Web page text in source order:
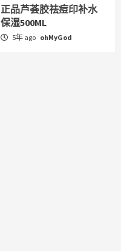
正品芦荟胶祛痘印补水
保湿500ML
5年 ago ohMyGod